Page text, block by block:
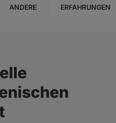
ANDERE ERFAHRUNGEN